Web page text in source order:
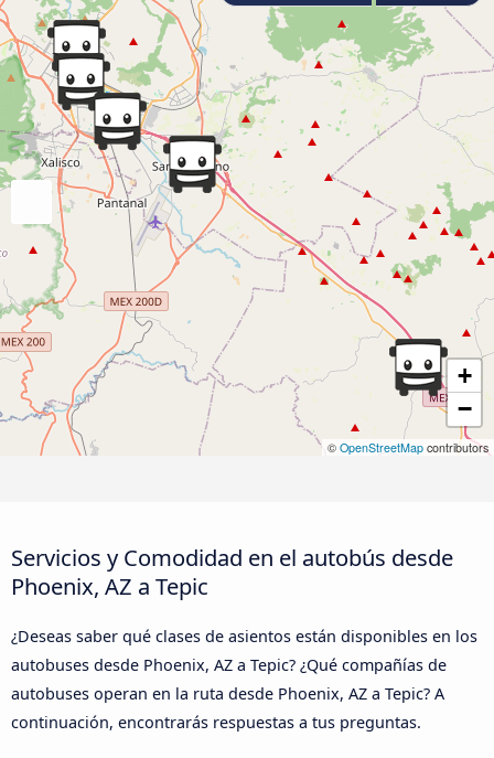
+
−
© OpenStreetMap contributors
Servicios y Comodidad en el autobús desde
Phoenix, AZ a Tepic
¿Deseas saber qué clases de asientos están disponibles en los
autobuses desde Phoenix, AZ a Tepic? ¿Qué compañías de
autobuses operan en la ruta desde Phoenix, AZ a Tepic? A
continuación, encontrarás respuestas a tus preguntas.